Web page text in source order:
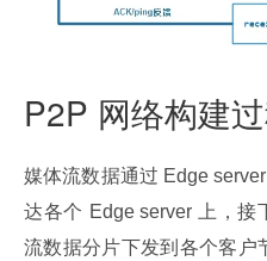
P2P 网络构建
媒体流数据通过 Edge
达各个 Edge server 上，接
流数据分片下发到各个客户